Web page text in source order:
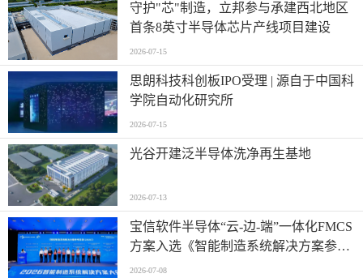
守护"芯"制造，立邦参与承建西北地区
首条8英寸半导体芯片产线项目建设
2026-07-15
思朗科技科创板IPO受理 | 源自于中国科
学院自动化研究所
2026-07-15
光谷开建泛半导体洗净再生基地
2026-07-13
宝信软件半导体“云-边-端”一体化FMCS
方案入选《智能制造系统解决方案参考
目录（2026）》
2026-07-08